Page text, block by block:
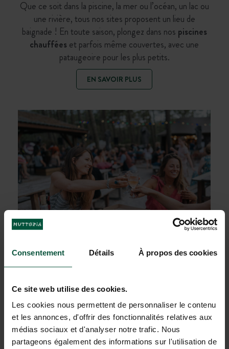
Consentement Détails À propos des cookies
Ce site web utilise des cookies.
Les cookies nous permettent de personnaliser le contenu
et les annonces, d'offrir des fonctionnalités relatives aux
médias sociaux et d'analyser notre trafic. Nous
partageons également des informations sur l'utilisation de
Que ce soit dans la piscine, la mer ou l’océan, un lac ou
une rivière, tous nos sites proposent un lieu de
baignade ! En toute saison, plongez dans nos piscines
chauffées et parfois même couvertes, avec une
pataugeoire pour les plus petits.
EN SAVOIR PLUS
LE CAFÉ-COMPTOIR
En été, sur nos belles terrasses en bois partagez un
moment de convivialité autour d’une planche apéro du
terroir, d’une pizza fait-maison ou encore d’une bière
artisanale locale.